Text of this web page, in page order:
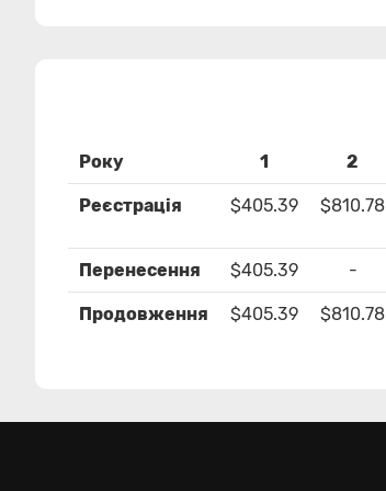
Року 1 2
Реєстрація $405.39 $810.78
Перенесення $405.39 -
Продовження $405.39 $810.78